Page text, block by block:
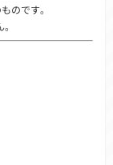
のです。